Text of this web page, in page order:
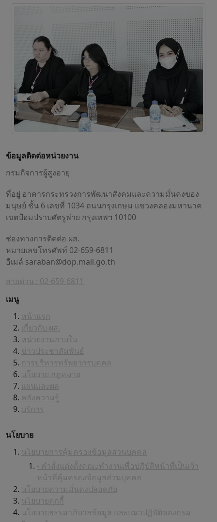
ข้อมูลติดต่อหน่วยงาน
กรมกิจการผู้สูงอายุ
ที่อยู่ อาคารกระทรวงการพัฒนาสังคมและความมั่นคงของ
มนุษย์ ชั้น 6 เลขที่ 1034 ถนนกรุงเกษม แขวงคลองมหานาค
เขตป้อมปราบศัตรูพ่าย กรุงเทพฯ 10100
ช่องทางการติดต่อ ผส.
หมายเลขโทรศัพท์ 02-659-6811
อีเมล์ saraban@dop.mail.go.th
สายด่วน : 02-659-6811
เมนู
หน้าแรก
เกี่ยวกับ ผส.
หน่วยงานภายใน
ข่าวประชาสัมพันธ์
การบริหารทรัพยากรบุคคล
นโยบาย กฎหมาย
แผนและผล
คลังความรู้
บริการ
นโยบาย
นโยบายการคุ้มครองข้อมูลส่วนบุคคล
- คำสั่งแต่งตั้งคณะทำงานเพื่อปฏิบัติหน้าที่เป็นเจ้า
หน้าที่คุ้มครองข้อมูลส่วนบุคคล
นโยบายความมั่นคงปลอดภัย
นโยบายคุกกี้
นโยบายธรรมาภิบาลข้อมูล และแนวปฏิบัติของกรม